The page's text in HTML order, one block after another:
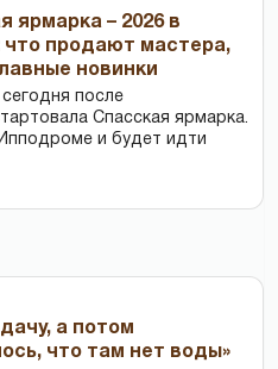
ярмарка – 2026 в
что продают мастера,
новинки
сегодня после
Спасская ярмарка.
и будет идти
а потом
что там нет воды»